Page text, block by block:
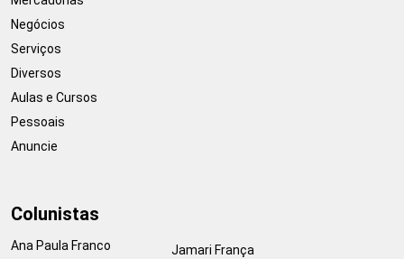
Negócios
Serviços
Diversos
Aulas e Cursos
Pessoais
Anuncie
Colunistas
Ana Paula Franco
Jamari França